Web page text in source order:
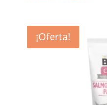
¡Oferta!